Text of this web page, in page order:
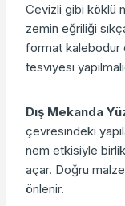
Cevizli gibi köklü
zemin eğriliği
format kalebodur
tesviyesi
Dış Mekanda
çevresindeki
nem etkisiyle
açar. Doğru
önlenir.